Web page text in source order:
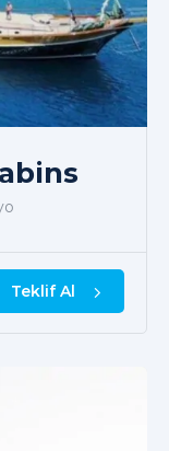
Teklif Al